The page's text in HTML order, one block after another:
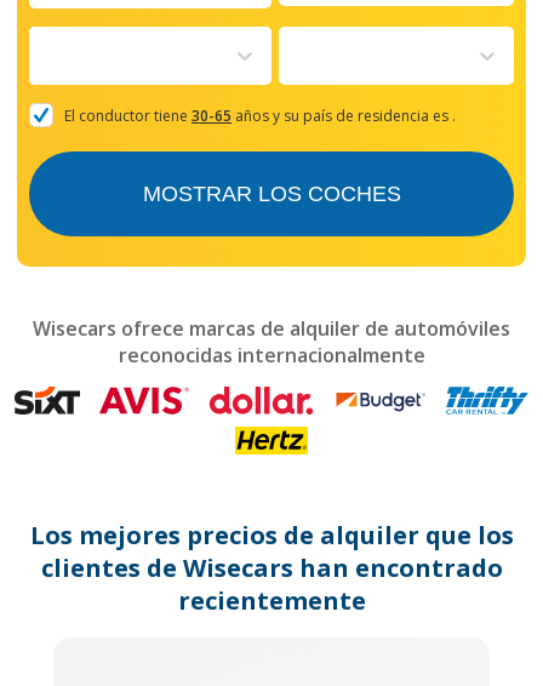
forward
with
the
and
mark
get
the
dates.
El conductor tiene 30-65 años y su país de residencia es .
MOSTRAR LOS COCHES
Wisecars ofrece marcas de alquiler de automóviles
reconocidas internacionalmente
Los mejores precios de alquiler que los
clientes de Wisecars han encontrado
recientemente